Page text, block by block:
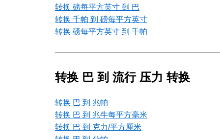
转换 磅每平方英寸 到 巴
转换 千帕 到 磅每平方英寸
转换 磅每平方英寸 到 千帕
转换 巴 到 流行 压力 转换
转换 巴 到 兆帕
转换 巴 到 兆牛每平方毫米
转换 巴 到 克力/平方厘米